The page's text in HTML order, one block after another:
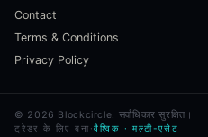
Contact
Terms & Conditions
Privacy Policy
© 2026 Blockcircle. सर्वाधिकार सुरक्षित।
ट्रेडर के लिए बना ·वैश्विक · मल्टी-एसेट